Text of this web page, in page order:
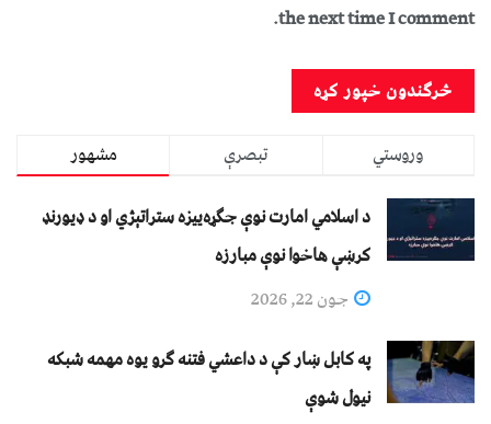
the next time I comment.
مشهور تبصرې
وروستي
د اسلامي امارت نوې جګړه‌ییزه ستراتېژي او د ډیورنډ
کرښې هاخوا نوې مبارزه
جون 22, 2026
په کابل ښار کې د داعشي فتنه ګرو يوه مهمه شبکه
نيول شوې